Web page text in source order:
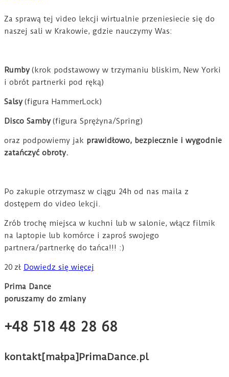
Za sprawą tej video lekcji wirtualnie przeniesiecie się do
naszej sali w Krakowie, gdzie nauczymy Was:
Rumby(krok podstawowy w trzymaniu bliskim, New Yorki
i obrót partnerki pod ręką)
Salsy(figura HammerLock)
Disco Samby(figura Sprężyna/Spring)
oraz podpowiemy jak prawidłowo, bezpiecznie i wygodnie
zatańczyć obroty.
Po zakupie otrzymasz w ciągu 24h od nas maila z
dostępem do video lekcji.
Zrób trochę miejsca w kuchni lub w salonie, włącz filmik
na laptopie lub komórce i zaproś swojego
partnera/partnerkę do tańca!!! :)
20 zł Dowiedz się więcej
Prima Dance
poruszamy do zmiany
+48 518 48 28 68
kontakt[małpa]PrimaDance.pl